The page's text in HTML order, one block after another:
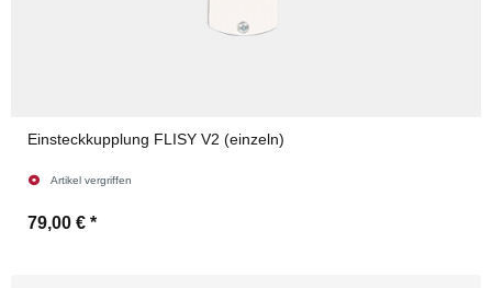
Einsteckkupplung FLISY V2 (einzeln)
Artikel vergriffen
79,00 € *